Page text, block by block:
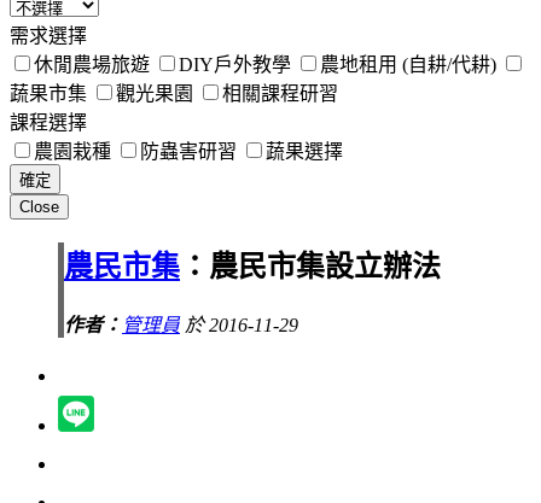
需求選擇
休閒農場旅遊
DIY戶外教學
農地租用 (自耕/代耕)
蔬果市集
觀光果園
相關課程研習
課程選擇
農園栽種
防蟲害研習 蔬果選擇
Close
農民市集 ：農民市集設立辦法
作者： 管理員 於 2016-11-29